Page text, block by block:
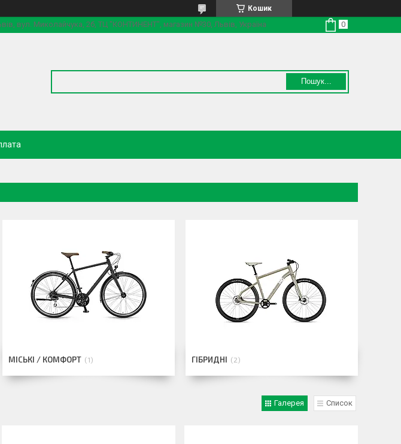
Кошик
вул. Миколайчука, 2б, ТЦ "КОНТИНЕНТ", магазин №30, Львів, Україна
Пошук...
МІСЬКІ / КОМФОРТ 1 ГІБРИДНІ 2
Галерея Список